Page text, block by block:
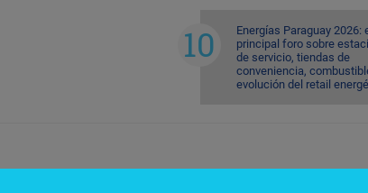
Energías Paraguay 2026:
principal foro sobre
de servicio, tiendas de
conveniencia,
evolución del retail